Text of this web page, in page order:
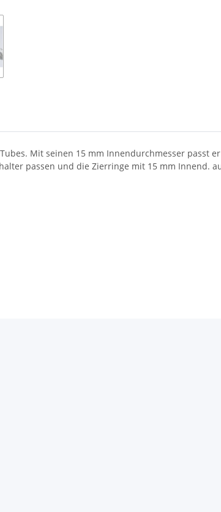
Mit seinen 15 mm Innendurchmesser passt
passen und die Zierringe mit 15 mm Innend.